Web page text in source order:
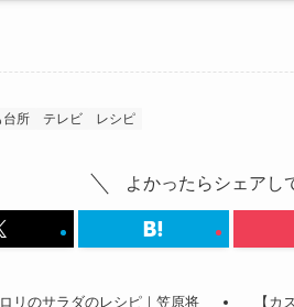
台所 テレビ レシピ
よかったらシェアし
リのサラダのレシピ｜笠原将 【カ